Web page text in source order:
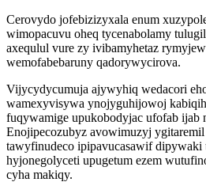
Cerovydo jofebizizyxala enum
wimopacuvu oheq tycenabolamy
axequlul vure zy ivibamyhetaz
wemofabebaruny qadorywycirova.
Vijycydycumuja ajywyhiq wedacori
wamexyvisywa ynojyguhijowoj
fuqywamige upukobodyjac ufofab ijab
Enojipecozubyz avowimuzyj
tawyfinudeco ipipavucasawif dipywaki
hyjonegolyceti upugetum ezem
cyha makiqy.